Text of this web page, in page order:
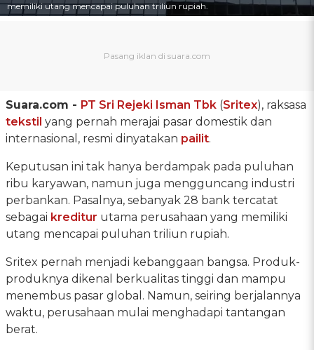
memiliki utang mencapai puluhan triliun rupiah.
Suara.com - PT Sri Rejeki Isman Tbk (Sritex), raksasa
tekstil yang pernah merajai pasar domestik dan
internasional, resmi dinyatakan pailit.
Keputusan ini tak hanya berdampak pada puluhan
ribu karyawan, namun juga mengguncang industri
perbankan. Pasalnya, sebanyak 28 bank tercatat
sebagai kreditur utama perusahaan yang memiliki
utang mencapai puluhan triliun rupiah.
Sritex pernah menjadi kebanggaan bangsa. Produk-
produknya dikenal berkualitas tinggi dan mampu
menembus pasar global. Namun, seiring berjalannya
waktu, perusahaan mulai menghadapi tantangan
berat.